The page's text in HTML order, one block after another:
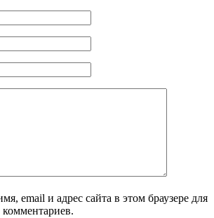
email и адрес сайта в этом браузере для